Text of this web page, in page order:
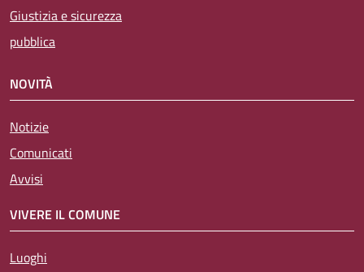
Giustizia e sicurezza
pubblica
NOVITÀ
Notizie
Comunicati
Avvisi
VIVERE IL COMUNE
Luoghi